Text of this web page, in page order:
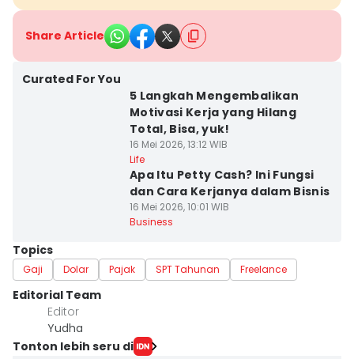
Share Article
Curated For You
5 Langkah Mengembalikan
Motivasi Kerja yang Hilang
Total, Bisa, yuk!
16 Mei 2026, 13:12 WIB
Life
Apa Itu Petty Cash? Ini Fungsi
dan Cara Kerjanya dalam Bisnis
16 Mei 2026, 10:01 WIB
Business
Topics
Gaji Dolar Pajak SPT Tahunan Freelance
Editorial Team
Editor
Yudha ‎
Tonton lebih seru di